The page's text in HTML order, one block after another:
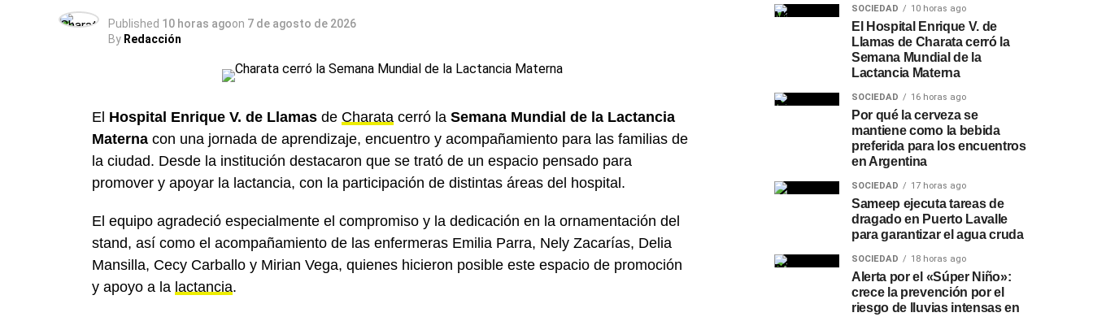
Published 10 horas agoon 7 de agosto de 2026
By Redacción
El Hospital Enrique V. de Llamas de Charata cerró la Semana Mundial de la Lactancia
Materna con una jornada de aprendizaje, encuentro y acompañamiento para las familias de
la ciudad. Desde la institución destacaron que se trató de un espacio pensado para
promover y apoyar la lactancia, con la participación de distintas áreas del hospital.
El equipo agradeció especialmente el compromiso y la dedicación en la ornamentación del
stand, así como el acompañamiento de las enfermeras Emilia Parra, Nely Zacarías, Delia
Mansilla, Cecy Carballo y Mirian Vega, quienes hicieron posible este espacio de promoción
y apoyo a la lactancia.
SOCIEDAD 10 horas ago
El Hospital Enrique V. de
Llamas de Charata cerró la
Semana Mundial de la
Lactancia Materna
SOCIEDAD 16 horas ago
Por qué la cerveza se
mantiene como la bebida
preferida para los encuentros
en Argentina
SOCIEDAD 17 horas ago
Sameep ejecuta tareas de
dragado en Puerto Lavalle
para garantizar el agua cruda
SOCIEDAD 18 horas ago
Alerta por el «Súper Niño»:
crece la prevención por el
riesgo de lluvias intensas en